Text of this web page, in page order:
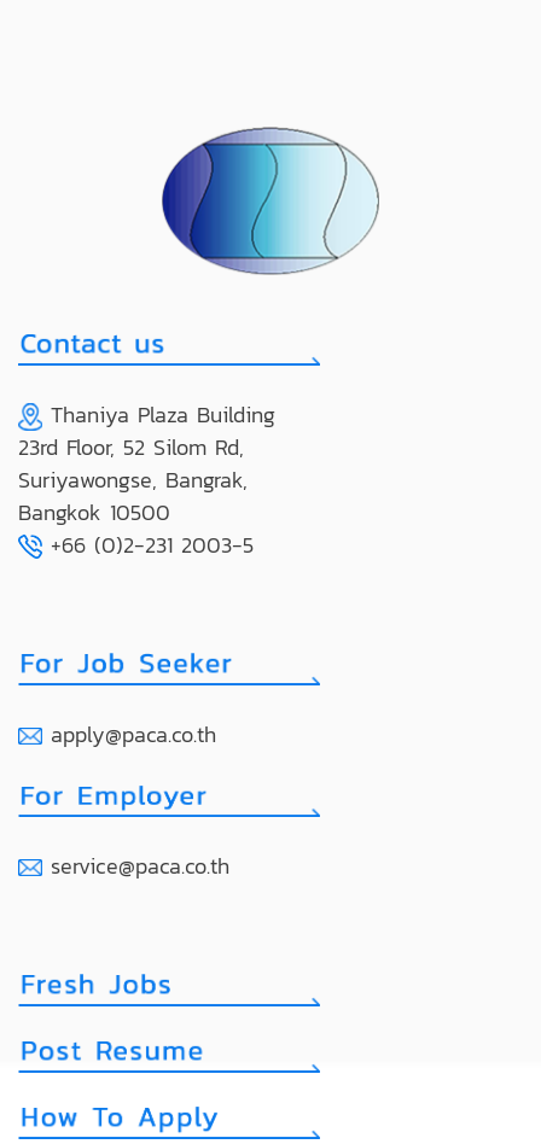
Thaniya Plaza Building
23rd Floor, 52 Silom Rd,
Suriyawongse, Bangrak,
Bangkok 10500
+66 (0)2-231 2003-5
apply@paca.co.th
service@paca.co.th